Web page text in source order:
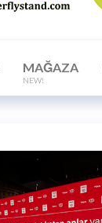
MAĞAZA
NEW!